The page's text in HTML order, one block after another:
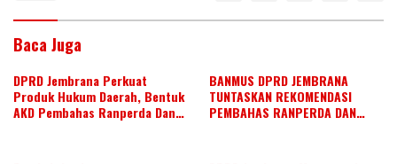
k p
Baca Juga
DPRD Jembrana Perkuat
Produk Hukum Daerah, Bentuk
AKD Pembahas Ranperda Dan
BANMUS DPRD JEMBRANA
TUNTASKAN REKOMENDASI
PEMBAHAS RANPERDA DAN